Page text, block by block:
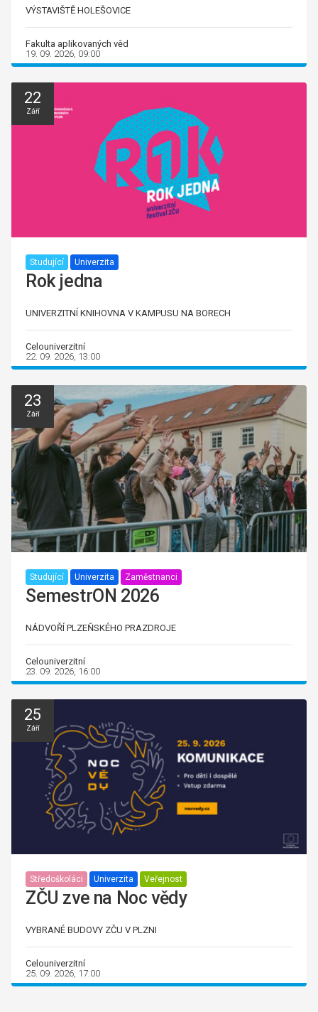
VÝSTAVIŠTĚ HOLEŠOVICE
Fakulta aplikovaných věd
19. 09. 2026, 09:00
22
Září
Studující Univerzita
Rok jedna
UNIVERZITNÍ KNIHOVNA V KAMPUSU NA BORECH
Celouniverzitní
22. 09. 2026, 13:00
23
Září
Studující Univerzita Zaměstnanci
SemestrON 2026
NÁDVOŘÍ PLZEŇSKÉHO PRAZDROJE
Celouniverzitní
23. 09. 2026, 16:00
25
Září
Středoškoláci Univerzita Veřejnost
ZČU zve na Noc vědy
VYBRANÉ BUDOVY ZČU V PLZNI
Celouniverzitní
25. 09. 2026, 17:00